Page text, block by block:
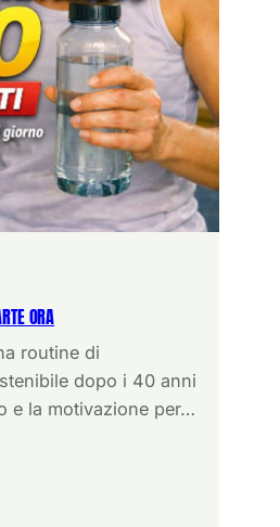
ORA
routine di
dopo i 40 anni
e la motivazione per…